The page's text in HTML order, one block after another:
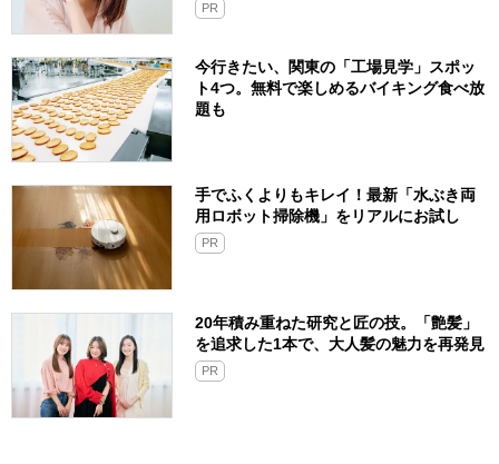
PR
今行きたい、関東の「工場見学」スポッ
ト4つ。無料で楽しめるバイキング食べ放
題も
手でふくよりもキレイ！最新「水ぶき両
用ロボット掃除機」をリアルにお試し
PR
20年積み重ねた研究と匠の技。「艶髪」
を追求した1本で、大人髪の魅力を再発見
PR